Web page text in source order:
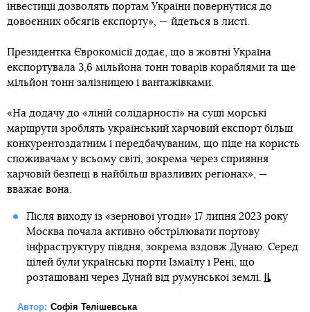
інвестиції дозволять портам України повернутися до
довоєнних обсягів експорту», — йдеться в листі.
Президентка Єврокомісії додає, що в жовтні Україна
експортувала 3,6 мільйона тонн товарів кораблями та ще
мільйон тонн залізницею і вантажівками.
«На додачу до «ліній солідарності» на суші морські
маршрути зроблять український харчовий експорт більш
конкурентоздатним і передбачуваним, що піде на користь
споживачам у всьому світі, зокрема через сприяння
харчовій безпеці в найбільш вразливих регіонах», —
вважає вона.
Після виходу із «зернової угоди» 17 липня 2023 року
Москва почала активно обстрілювати портову
інфраструктуру півдня, зокрема вздовж Дунаю. Серед
цілей були українські порти Ізмаїлу і Рені, що
розташовані через Дунай від румунської землі.
Автор: Софія Телішевська